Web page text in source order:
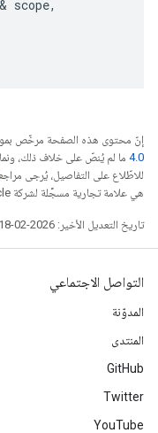
& scope,
إنّ محتوى هذه الصفحة مرخّص
4.0‏ ما لم يُنصّ على خلاف ذلك،
للاطّلاع على التفاصيل، يُرجى
هي علامة تجارية مسجَّلة لشركة Oracle و/أو شركائها التابعين.
تاريخ التعديل الأخير: 2026-02-18 (حسب التوقيت العالمي المتفَّق عليه)
التواصل الاجتماعي
المدوّنة
المنتدى
GitHub
Twitter
YouTube